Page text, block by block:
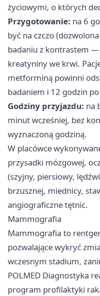
życiowymi, o których
Przygotowanie: na 6
być na czczo
badaniu z kontrastem —
kreatyniny we krwi.
metforminą powinni
badaniem i 12 godzin
Godziny przyjazdu: na
minut wcześniej, bez
wyznaczoną godziną.
W placówce
przysadki mózgowej,
(szyjny, piersiowy,
brzusznej, miednicy,
angiograficzne tętnic.
Mammografia
Mammografia to
pozwalające wykryć
wczesnym stadium,
POLMED Diagnostyka
program profilaktyki